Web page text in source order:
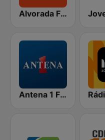
Alvorada FM 94.9
Antena 1 FM